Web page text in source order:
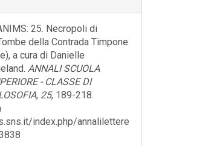
25. Necropoli di
della Contrada Timpone
a cura di Danielle
ANNALI SCUOLA
- CLASSE DI
, 25, 189-218.
index.php/annalilettere